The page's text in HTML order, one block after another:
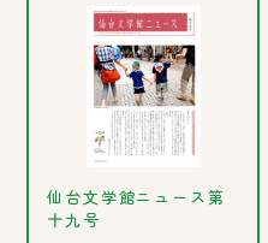
仙台文学館ニュース第
十九号